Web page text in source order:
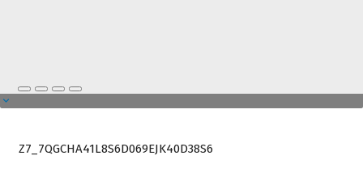
Z7_7QGCHA41L8S6D069EJK40D38S6